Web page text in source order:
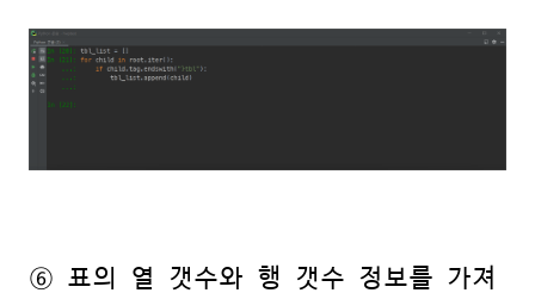
⑥ 표의 열 갯수와 행 갯수 정보를 가져